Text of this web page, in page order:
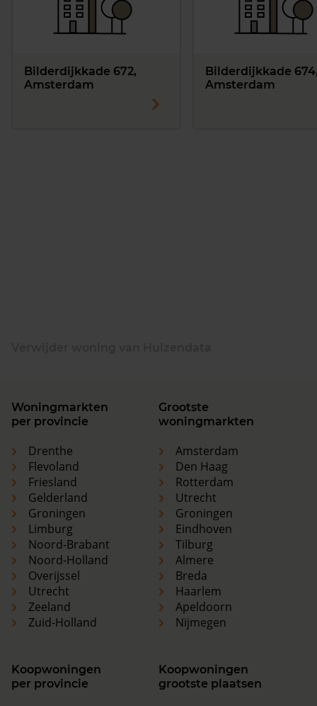
Bilderdijkkade 672,
Amsterdam
Bilderdijkkade
Amsterdam
Woningmarkten
per provincie
Drenthe
Flevoland
Friesland
Gelderland
Groningen
Limburg
Noord-Brabant
Noord-Holland
Overijssel
Utrecht
Zeeland
Zuid-Holland
Grootste
woningmarkten
Amsterdam
Den Haag
Rotterdam
Utrecht
Groningen
Eindhoven
Tilburg
Almere
Breda
Haarlem
Apeldoorn
Nijmegen
Koopwoningen
per provincie
Koopwoningen
grootste plaatsen